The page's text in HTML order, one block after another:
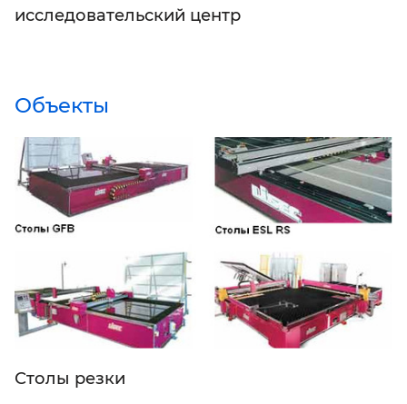
исследовательский центр
Объекты
Столы резки